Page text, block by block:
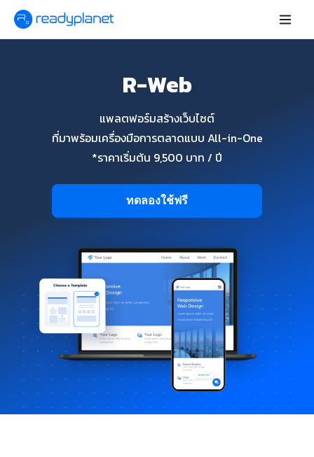
R-Web
แพลตฟอร์มสร้างเว็บไซต์
ที่มาพร้อมเครื่องมือการตลาดแบบ All-in-One
*ราคาเริ่มต้น 9,500 บาท / ปี
ทดลองใช้ฟรี